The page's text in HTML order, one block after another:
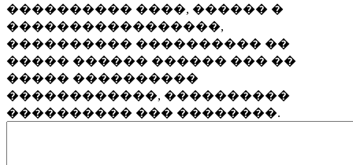
���������� ����, ������ �
�����������������,
���������� ���������� ��
����� ������ ������ ��� ��
����� ����������
������������, ����������
���������� ��� ��������.